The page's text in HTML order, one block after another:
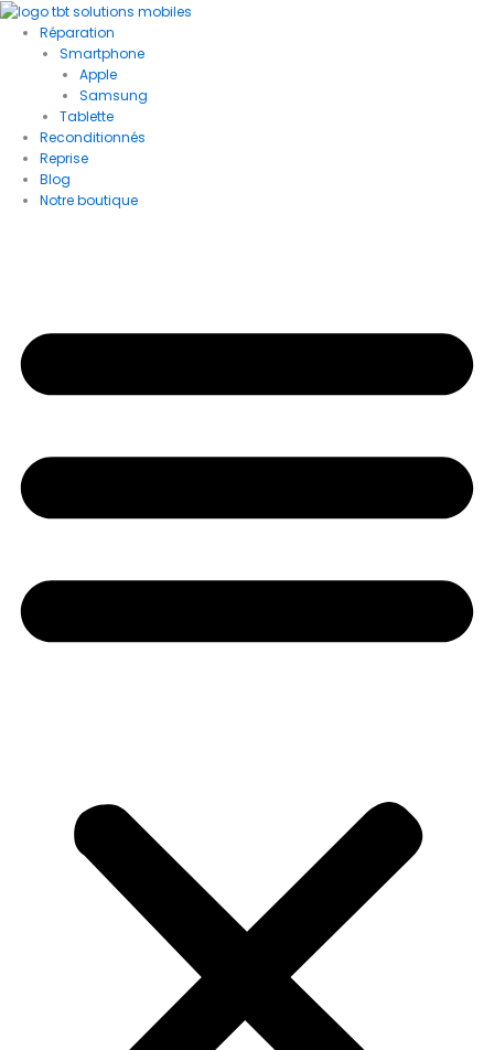
Aller
contenu
Réparation
Smartphone
Apple
Samsung
Tablette
Reconditionnés
Reprise
Blog
Notre boutique
quantité
iPhone